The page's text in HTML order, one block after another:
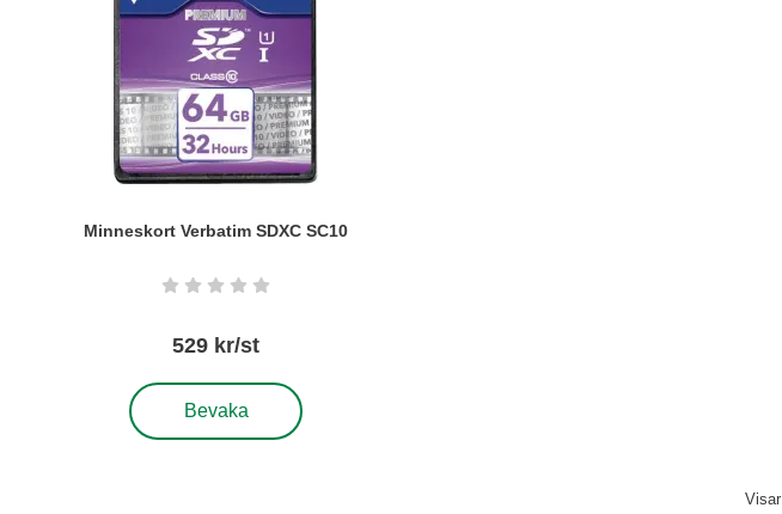
Minneskort Verbatim SDXC SC10
Betyg: 0 stjärnor av 5
529 kr/st
Bevaka
, Minneskort Verbatim SDXC SC10
Visar